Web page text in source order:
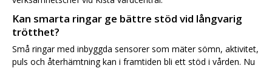
Kan smarta ringar ge bättre stöd vid långvarig
trötthet?
Små ringar med inbyggda sensorer som mäter sömn, aktivitet,
puls och återhämtning kan i framtiden bli ett stöd i vården. Nu